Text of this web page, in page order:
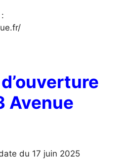
Avenue
du 17 juin 2025